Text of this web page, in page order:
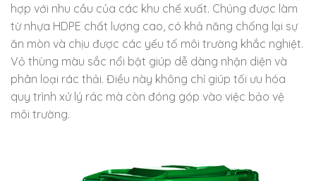
hợp với nhu cầu của các khu chế xuất. Chúng được làm
từ nhựa HDPE chất lượng cao, có khả năng chống lại sự
ăn mòn và chịu được các yếu tố môi trường khắc nghiệt.
Vỏ thùng màu sắc nổi bật giúp dễ dàng nhận diện và
phân loại rác thải. Điều này không chỉ giúp tối ưu hóa
quy trình xử lý rác mà còn đóng góp vào việc bảo vệ
môi trường.